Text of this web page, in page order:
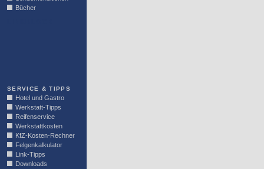
Bücher
SERVICE & TIPPS
Hotel und Gastro
Werkstatt-Tipps
Reifenservice
Werkstattkosten
KfZ-Kosten-Rechner
Felgenkalkulator
Link-Tipps
Downloads